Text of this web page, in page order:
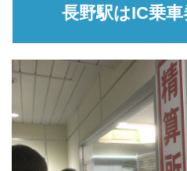
長野駅はIC乗